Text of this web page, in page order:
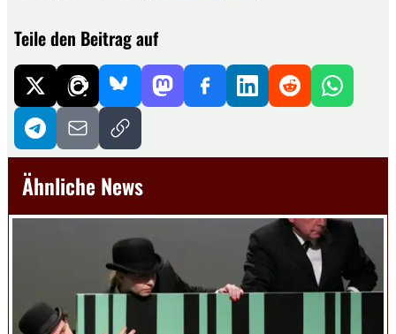
Teile den Beitrag auf
Ähnliche News